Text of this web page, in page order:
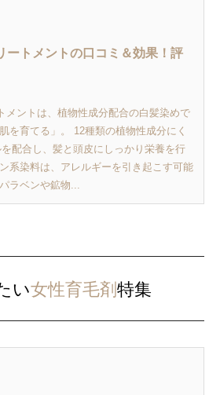
ートメントの口コミ＆効果！評
メントは、植物性成分配合の白髪染めで
を育てる」。 12種類の植物性成分にく
配合し、髪と頭皮にしっかり栄養を行
系染料は、アレルギーを引き起こす可能
ラベンや鉱物...
い女性育毛剤特集